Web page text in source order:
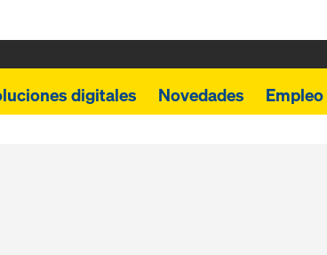
digitales Novedades Empleo